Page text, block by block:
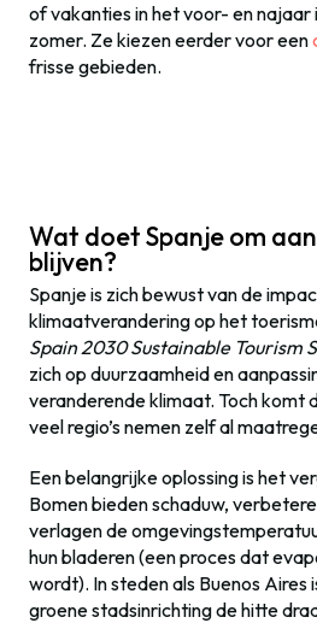
of vakanties in het voor- en
zomer. Ze kiezen eerder voor een
frisse gebieden.
Wat doet Spanje om
blijven?
Spanje is zich bewust van de
klimaatverandering op het
Spain 2030 Sustainable Tourism
zich op duurzaamheid en
veranderende klimaat. Toch komt
veel regio’s nemen zelf al
Een belangrijke oplossing is het
Bomen bieden schaduw,
verlagen de
hun bladeren (een proces dat
wordt). In steden als Buenos Aires
groene stadsinrichting de hitte